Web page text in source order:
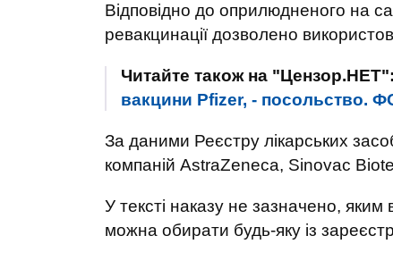
Відповідно до оприлюдненого на
ревакцинації дозволено
Читайте також на "Цензор.НЕТ":
вакцини Pfizer, - посольство.
За даними Реєстру лікарських
компаній AstraZeneca, Sinovac
У тексті наказу не зазначено, яким
можна обирати будь-яку із